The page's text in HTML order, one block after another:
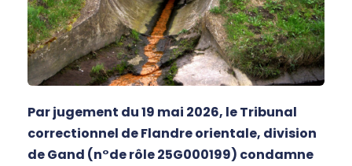
Par jugement du 19 mai 2026, le Tribunal
correctionnel de Flandre orientale, division
de Gand (n°de rôle 25G000199) condamne